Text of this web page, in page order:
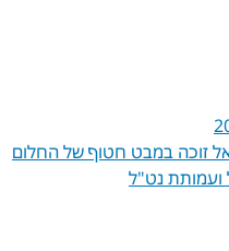
ועמותת נט"ל